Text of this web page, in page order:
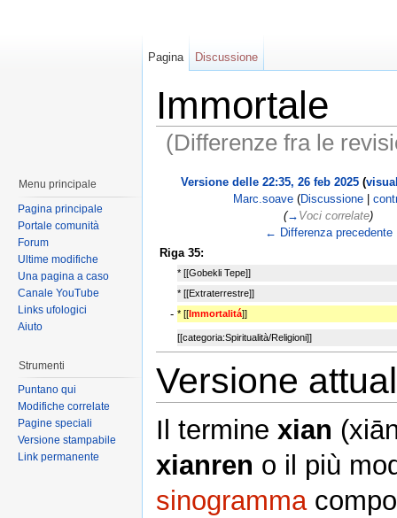
Immortale
(Differenze fra le
Versione delle 22:35, 26 feb 2025 (
Marc.soave (Discussione |
(→ Voci correlate)
← Differenza precedente
Riga 35:
* [[Gobekli Tepe]]
* [[Extraterrestre]]
- * [[Immortalitá]]
[[categoria:Spiritualità/Religioni]]
Versione
Il termine xian
xianren o il più
sinogramma
Pagina Discussione
Menu principale
Pagina principale
Portale comunità
Forum
Ultime modifiche
Una pagina a caso
Canale YouTube
Links ufologici
Aiuto
Strumenti
Puntano qui
Modifiche correlate
Pagine speciali
Versione stampabile
Link permanente